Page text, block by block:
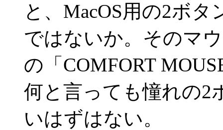
と、MacOS用の2ボ
ではないか。そのマ
の「COMFORT
何と言っても憧れの2
いはずはない。